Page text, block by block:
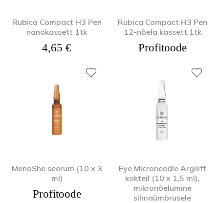
Rubica Compact H3 Pen
nanokassett 1tk
4,65 €
Rubica Compact H3 Pen
12-nõela kassett 1tk
Profitoode
MenoShe seerum (10 x 3
ml)
Profitoode
Eye Microneedle Argilift
kokteil (10 x 1,5 ml),
mikronõelumine
silmaümbrusele